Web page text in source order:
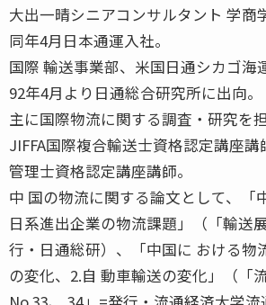
大出一晴シニアコンサルタント 学商
同年4月日本通運入社。
国際 輸送事業部、米国日通シカゴ海
92年4月より日通総合研究所に出向。
主に国際物流に関する調査・研究を担
JIFFA国際複合輸送士資格認定講座
管理士資格認定講座講師。
中 国の物流に関する論文として、「
日系進出企業の物流課題」（「輸送
行・日通総研）、「中国に おける物
の変化、2.自 動車輸送の変化」（「